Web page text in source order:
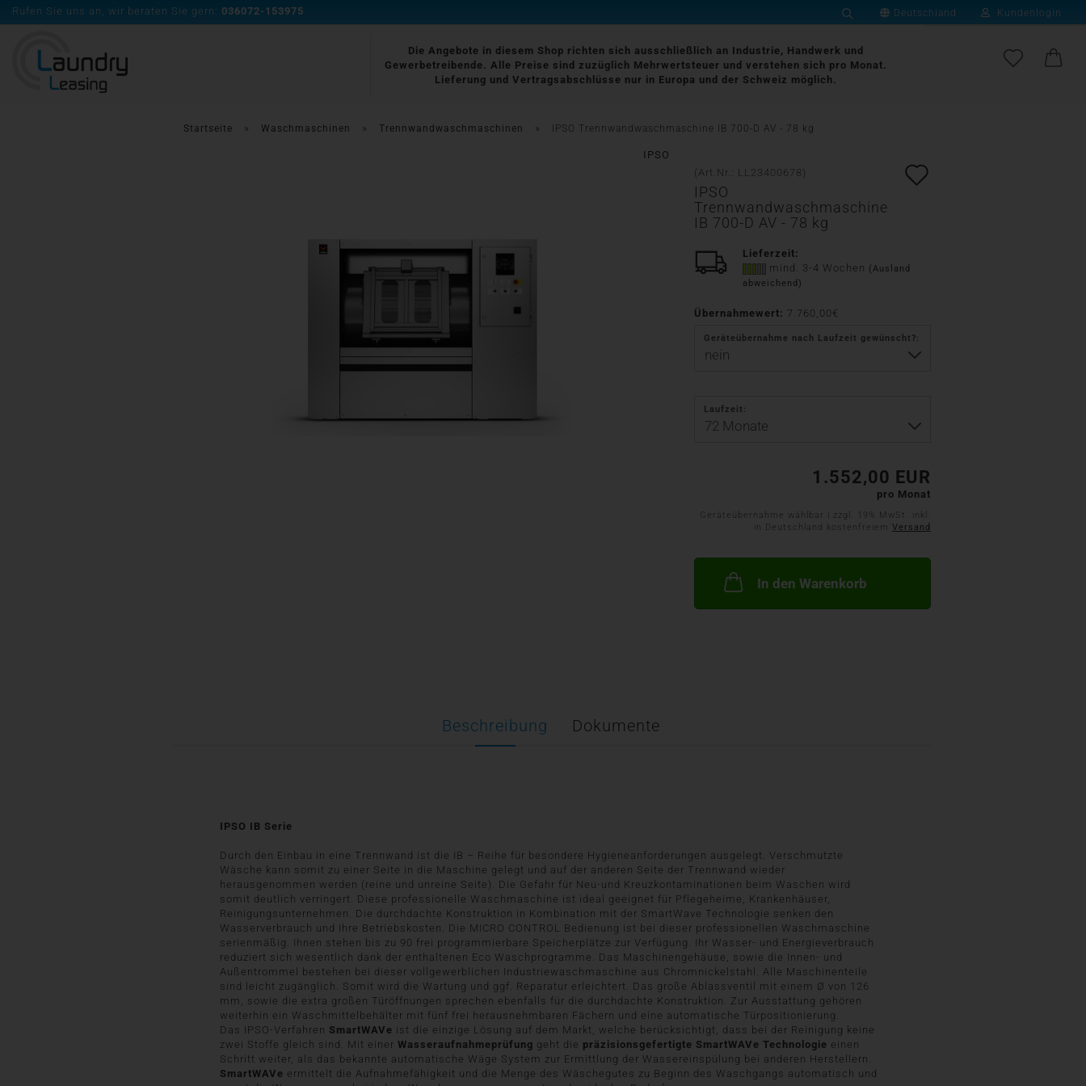
Deutschland
Lieferland
Kundenlogin
Konto erstellen
Rufen Sie uns an, wir beraten Sie gern: 036072-153975
Die Angebote in diesem Shop richten sich ausschließlich an Industrie, Handwerk und
Gewerbetreibende. Alle Preise sind zuzüglich Mehrwertsteuer und verstehen sich pro Monat.
Lieferung und Vertragsabschlüsse nur in Europa und der Schweiz möglich.
Startseite » Waschmaschinen » Trennwandwaschmaschinen » IPSO Trennwandwaschmaschine IB 700-D AV - 78 kg
IPSO
(Art.Nr.: LL23400678 )
IPSO
Trennwandwaschmaschine
IB 700-D AV - 78 kg
Lieferzeit:
mind. 3-4 Wochen (Ausland
abweichend)
Übernahmewert: 7.760,00€
Geräteübernahme nach Laufzeit gewünscht?:
Laufzeit:
1.552,00 EUR
pro Monat
Geräteübernahme wählbar | zzgl. 19% MwSt. inkl.
in Deutschland kostenfreiem Versand
In den Warenkorb
Beschreibung Dokumente
IPSO IB Serie
Durch den Einbau in eine Trennwand ist die IB – Reihe für besondere Hygieneanforderungen ausgelegt. Verschmutzte
Wäsche kann somit zu einer Seite in die Maschine gelegt und auf der anderen Seite der Trennwand wieder
herausgenommen werden (reine und unreine Seite). Die Gefahr für Neu-und Kreuzkontaminationen beim Waschen wird
somit deutlich verringert. Diese professionelle Waschmaschine ist ideal geeignet für Pflegeheime, Krankenhäuser,
Reinigungsunternehmen. Die durchdachte Konstruktion in Kombination mit der SmartWave Technologie senken den
Wasserverbrauch und Ihre Betriebskosten. Die MICRO CONTROL Bedienung ist bei dieser professionellen Waschmaschine
serienmäßig. Ihnen stehen bis zu 90 frei programmierbare Speicherplätze zur Verfügung. Ihr Wasser- und Energieverbrauch
reduziert sich wesentlich dank der enthaltenen Eco Waschprogramme. Das Maschinengehäuse, sowie die Innen- und
Außentrommel bestehen bei dieser vollgewerblichen Industriewaschmaschine aus Chromnickelstahl. Alle Maschinenteile
sind leicht zugänglich. Somit wird die Wartung und ggf. Reparatur erleichtert. Das große Ablassventil mit einem Ø von 126
mm, sowie die extra großen Türöffnungen sprechen ebenfalls für die durchdachte Konstruktion. Zur Ausstattung gehören
weiterhin ein Waschmittelbehälter mit fünf frei herausnehmbaren Fächern und eine automatische Türpositionierung.
Das IPSO-Verfahren SmartWAVe ist die einzige Lösung auf dem Markt, welche berücksichtigt, dass bei der Reinigung keine
zwei Stoffe gleich sind. Mit einer Wasseraufnahmeprüfung geht die präzisionsgefertigte SmartWAVe Technologie einen
Schritt weiter, als das bekannte automatische Wäge System zur Ermittlung der Wassereinspülung bei anderen Herstellern.
SmartWAVe ermittelt die Aufnahmefähigkeit und die Menge des Wäschegutes zu Beginn des Waschgangs automatisch und